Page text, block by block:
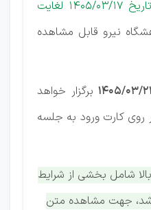
از تاریخ 1405/03/17 لغایت
نیرو قابل مشاهده
برگزار خواهد
کارت ورود به جلسه
شامل بخشی از شرایط
جهت مشاهده متن